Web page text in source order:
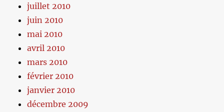
juillet 2010
juin 2010
mai 2010
avril 2010
mars 2010
février 2010
janvier 2010
décembre 2009